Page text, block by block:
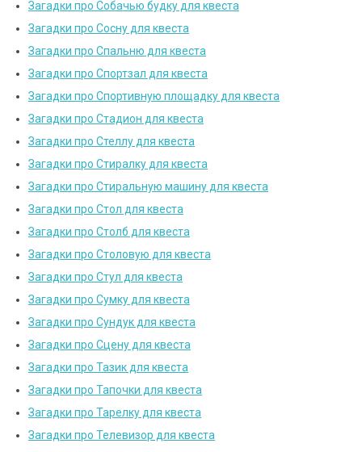
Загадки про Собачью будку для квеста
Загадки про Сосну для квеста
Загадки про Спальню для квеста
Загадки про Спортзал для квеста
Загадки про Спортивную площадку для квеста
Загадки про Стадион для квеста
Загадки про Стеллу для квеста
Загадки про Стиралку для квеста
Загадки про Стиральную машину для квеста
Загадки про Стол для квеста
Загадки про Столб для квеста
Загадки про Столовую для квеста
Загадки про Стул для квеста
Загадки про Сумку для квеста
Загадки про Сундук для квеста
Загадки про Сцену для квеста
Загадки про Тазик для квеста
Загадки про Тапочки для квеста
Загадки про Тарелку для квеста
Загадки про Телевизор для квеста